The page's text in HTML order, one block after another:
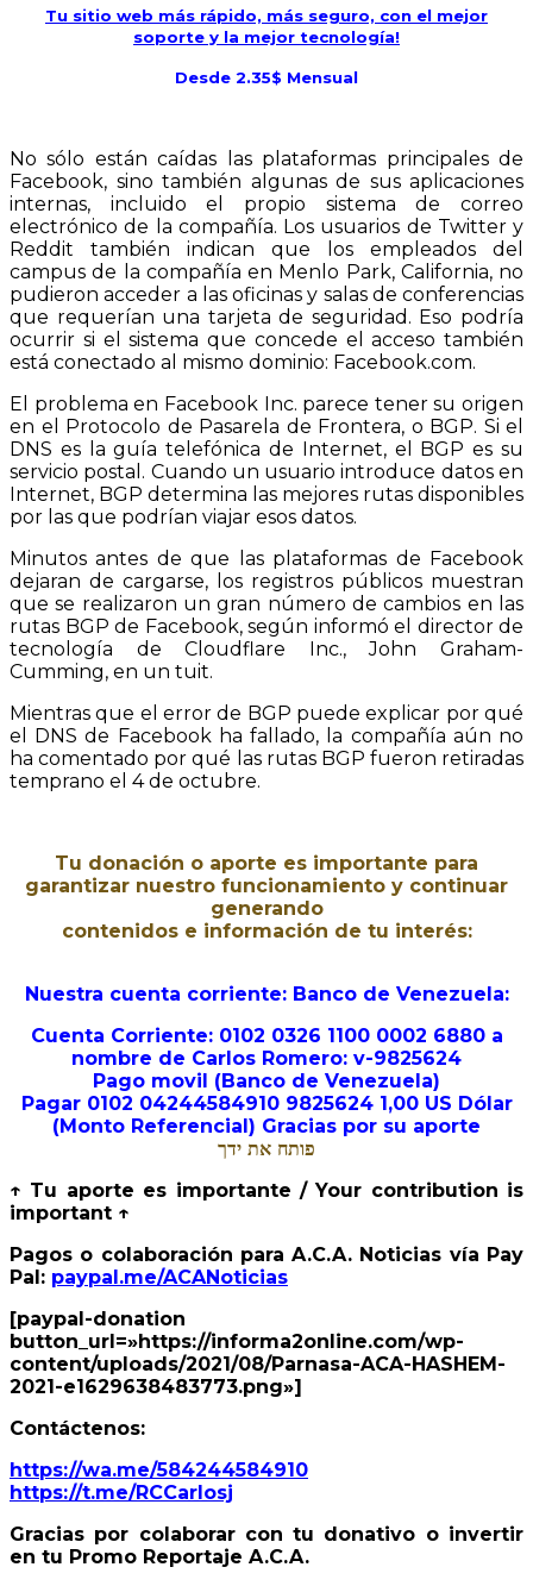
Tu sitio web más rápido, más seguro, con el mejor
soporte y la mejor tecnología!
Desde 2.35$ Mensual
No sólo están caídas las plataformas principales de
Facebook, sino también algunas de sus aplicaciones
internas, incluido el propio sistema de correo
electrónico de la compañía. Los usuarios de Twitter y
Reddit también indican que los empleados del
campus de la compañía en Menlo Park, California, no
pudieron acceder a las oficinas y salas de conferencias
que requerían una tarjeta de seguridad. Eso podría
ocurrir si el sistema que concede el acceso también
está conectado al mismo dominio: Facebook.com.
El problema en Facebook Inc. parece tener su origen
en el Protocolo de Pasarela de Frontera, o BGP. Si el
DNS es la guía telefónica de Internet, el BGP es su
servicio postal. Cuando un usuario introduce datos en
Internet, BGP determina las mejores rutas disponibles
por las que podrían viajar esos datos.
Minutos antes de que las plataformas de Facebook
dejaran de cargarse, los registros públicos muestran
que se realizaron un gran número de cambios en las
rutas BGP de Facebook, según informó el director de
tecnología de Cloudflare Inc., John Graham-
Cumming, en un tuit.
Mientras que el error de BGP puede explicar por qué
el DNS de Facebook ha fallado, la compañía aún no
ha comentado por qué las rutas BGP fueron retiradas
temprano el 4 de octubre.
Tu donación o aporte es importante para
garantizar nuestro funcionamiento y continuar
generando
contenidos e información de tu interés:
Nuestra cuenta corriente: Banco de Venezuela:
Cuenta Corriente: 0102 0326 1100 0002 6880 a
nombre de Carlos Romero: v-9825624
Pago movil (Banco de Venezuela)
Pagar 0102 04244584910 9825624 1,00 US Dólar
(Monto Referencial) Gracias por su aporte
פותח את ידך
↑ Tu aporte es importante / Your contribution is
important ↑
Pagos o colaboración para A.C.A. Noticias vía Pay
Pal: paypal.me/ACANoticias
[paypal-donation
button_url=»https://informa2online.com/wp-
content/uploads/2021/08/Parnasa-ACA-HASHEM-
2021-e1629638483773.png»]
Contáctenos:
https://wa.me/584244584910
https://t.me/RCCarlosj
Gracias por colaborar con tu donativo o invertir
en tu Promo Reportaje A.C.A.